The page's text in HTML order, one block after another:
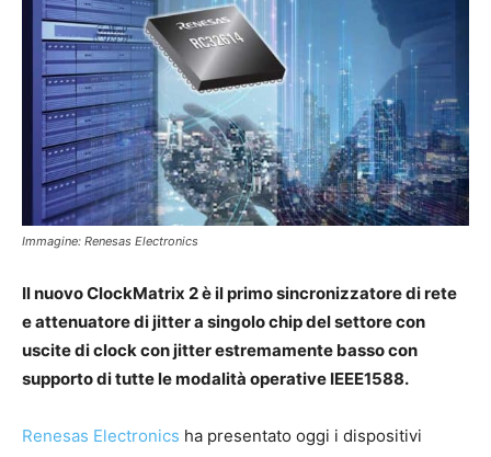
Immagine: Renesas Electronics
Il nuovo ClockMatrix 2 è il primo sincronizzatore di rete
e attenuatore di jitter a singolo chip del settore con
uscite di clock con jitter estremamente basso con
supporto di tutte le modalità operative IEEE1588.
Renesas Electronics ha presentato oggi i dispositivi